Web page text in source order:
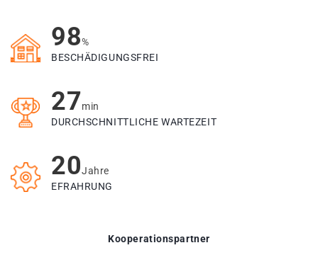
98%
BESCHÄDIGUNGSFREI
27min
DURCHSCHNITTLICHE WARTEZEIT
20Jahre
EFRAHRUNG
Kooperationspartner